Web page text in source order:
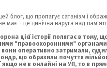
блог, що пропагує сатанізм і
має – це цинічна наруга над
цієї історії полягає в тому,
"правоохоронними"
вони оперативно затримали,
що образили почуття
якщо не в онлайні на УП, то в